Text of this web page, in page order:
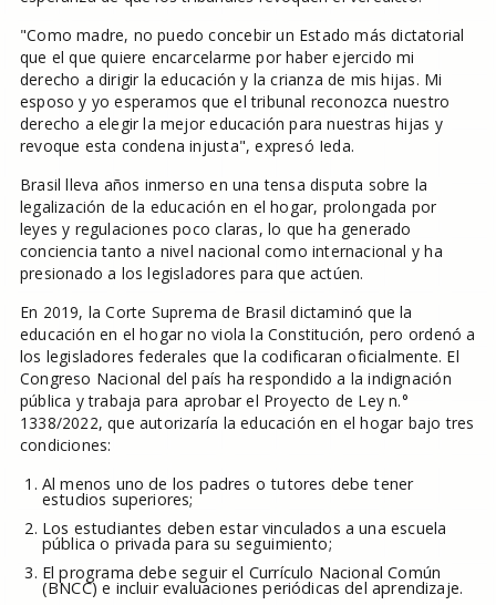
"Como madre, no puedo concebir un Estado más dictatorial
que el que quiere encarcelarme por haber ejercido mi
derecho a dirigir la educación y la crianza de mis hijas. Mi
esposo y yo esperamos que el tribunal reconozca nuestro
derecho a elegir la mejor educación para nuestras hijas y
revoque esta condena injusta", expresó Ieda.
Brasil lleva años inmerso en una tensa disputa sobre la
legalización de la educación en el hogar, prolongada por
leyes y regulaciones poco claras, lo que ha generado
conciencia tanto a nivel nacional como internacional y ha
presionado a los legisladores para que actúen.
En 2019, la Corte Suprema de Brasil dictaminó que la
educación en el hogar no viola la Constitución, pero ordenó a
los legisladores federales que la codificaran oficialmente. El
Congreso Nacional del país ha respondido a la indignación
pública y trabaja para aprobar el Proyecto de Ley n.°
1338/2022, que autorizaría la educación en el hogar bajo tres
condiciones:
Al menos uno de los padres o tutores debe tener
estudios superiores;
Los estudiantes deben estar vinculados a una escuela
pública o privada para su seguimiento;
El programa debe seguir el Currículo Nacional Común
(BNCC) e incluir evaluaciones periódicas del aprendizaje.